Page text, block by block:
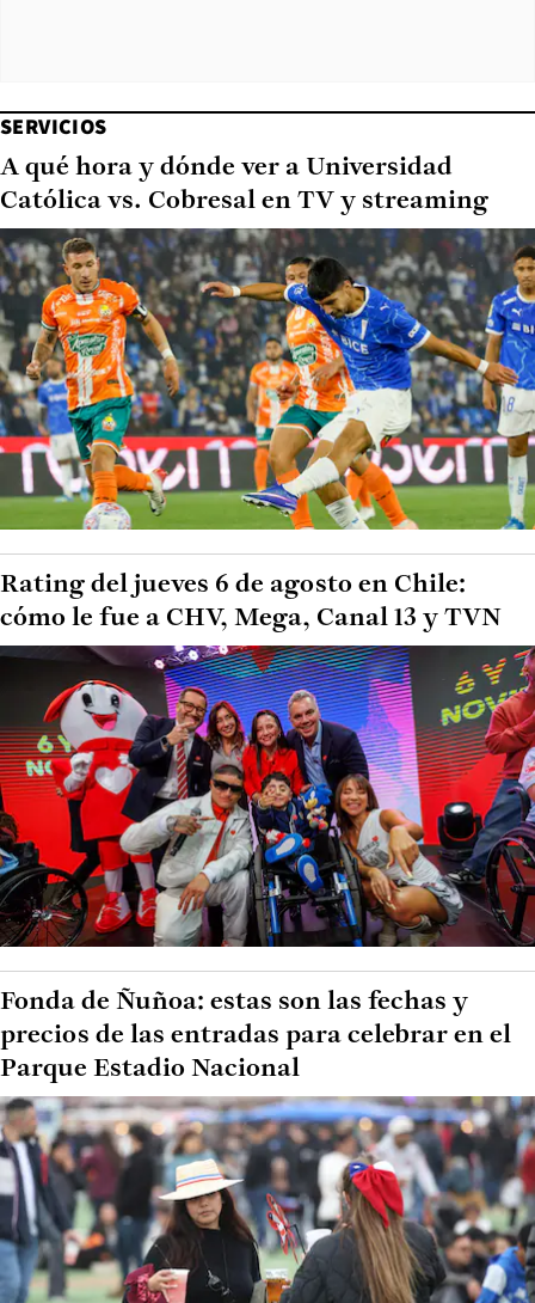
SERVICIOS
A qué hora y dónde ver a Universidad
Católica vs. Cobresal en TV y streaming
Rating del jueves 6 de agosto en Chile:
cómo le fue a CHV, Mega, Canal 13 y TVN
Fonda de Ñuñoa: estas son las fechas y
precios de las entradas para celebrar en el
Parque Estadio Nacional